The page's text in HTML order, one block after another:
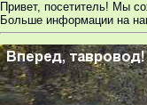
Привет, посетитель! Мы
Больше информации на